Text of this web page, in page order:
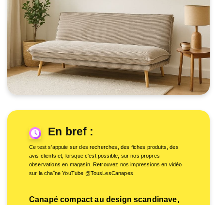
En bref :
Ce test s'appuie sur des recherches, des fiches produits, des
avis clients et, lorsque c'est possible, sur nos propres
observations en magasin. Retrouvez nos impressions en vidéo
sur la chaîne YouTube @TousLesCanapes
Canapé compact au design scandinave,